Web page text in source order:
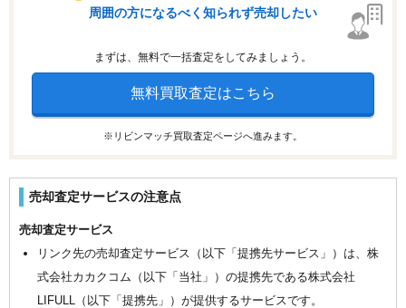
周囲の方になるべく知られず売却したい
まずは、無料で一括査定をしてみましょう。
無料買取査定はこちら
※リビンマッチ買取査定ページへ進みます。
売却査定サービスの注意点
売却査定サービス
リンク先の売却査定サービス（以下「提携先サービス」）は、株
式会社カカクコム（以下「当社」）の提携先である株式会社
LIFULL（以下「提携先」）が提供するサービスです。